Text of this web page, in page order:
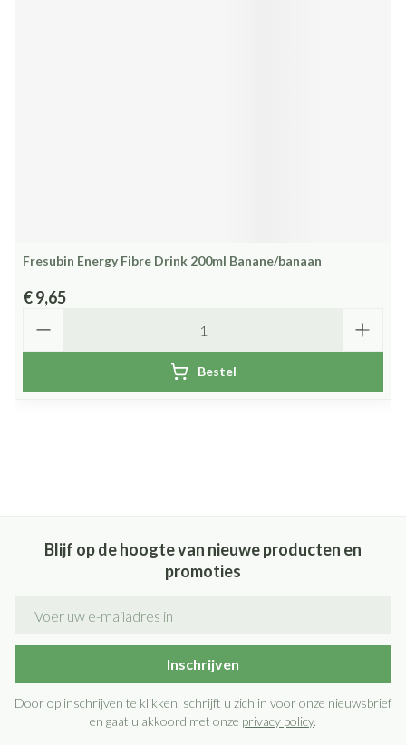
Fresubin Energy Fibre Drink 200ml Banane/banaan
€ 9,65
Bestel
Blijf op de hoogte van nieuwe producten en
promoties
Inschrijven
Door op inschrijven te klikken, schrijft u zich in voor onze nieuwsbrief
en gaat u akkoord met onze privacy policy.